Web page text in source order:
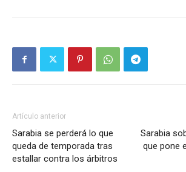
Artículo anterior
Sarabia se perderá lo que
queda de temporada tras
estallar contra los árbitros
Sarabia
que pone